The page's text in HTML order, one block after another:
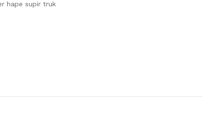
hape supir truk